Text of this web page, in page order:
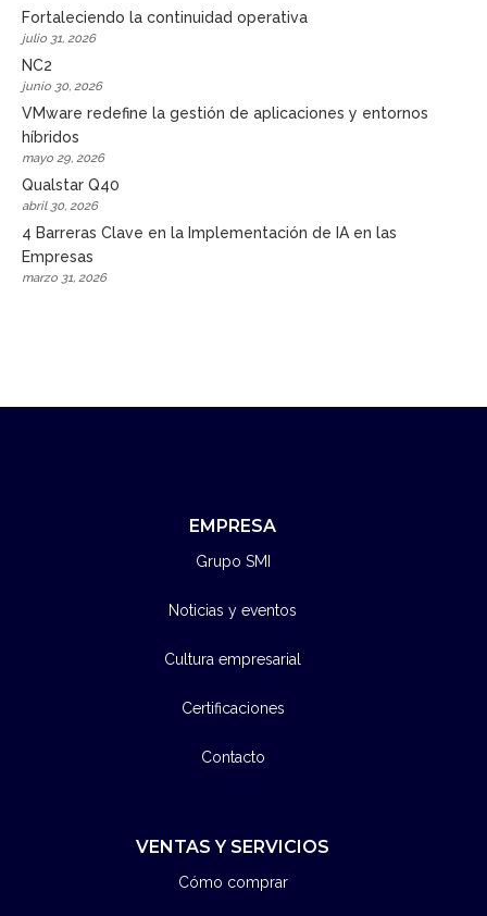
Fortaleciendo la continuidad operativa
julio 31, 2026
NC2
junio 30, 2026
VMware redefine la gestión de aplicaciones y entornos
híbridos
mayo 29, 2026
Qualstar Q40
abril 30, 2026
4 Barreras Clave en la Implementación de IA en las
Empresas
marzo 31, 2026
EMPRESA
Grupo SMI
Noticias y eventos
Cultura empresarial
Certificaciones
Contacto
VENTAS Y SERVICIOS
Cómo comprar